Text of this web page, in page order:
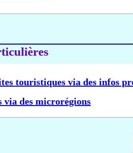
touristiques via des infos
via des microrégions